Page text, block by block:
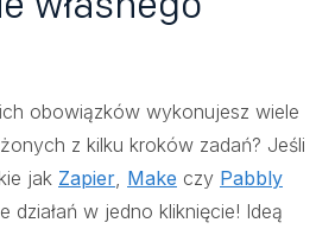
obowiązków wykonujesz wiele
z kilku kroków zadań? Jeśli
jak Zapier, Make czy Pabbly
działań w jedno kliknięcie! Ideą